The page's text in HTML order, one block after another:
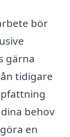
bör
gärna
tidigare
behov
en